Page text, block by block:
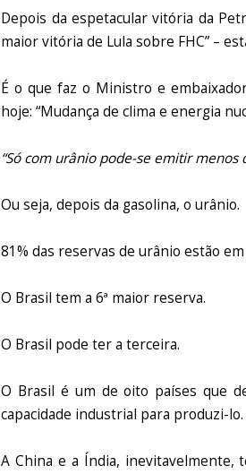
Depois da espetacular vitória da
maior vitória de Lula sobre FHC” –
É o que faz o Ministro e
hoje: “Mudança de clima e energia
“Só com urânio pode-se emitir menos
Ou seja, depois da gasolina, o urânio.
81% das reservas de urânio estão
O Brasil tem a 6ª maior reserva.
O Brasil pode ter a terceira.
O Brasil é um de oito países que
capacidade industrial para produzi-lo.
A China e a Índia, inevitavelmente,